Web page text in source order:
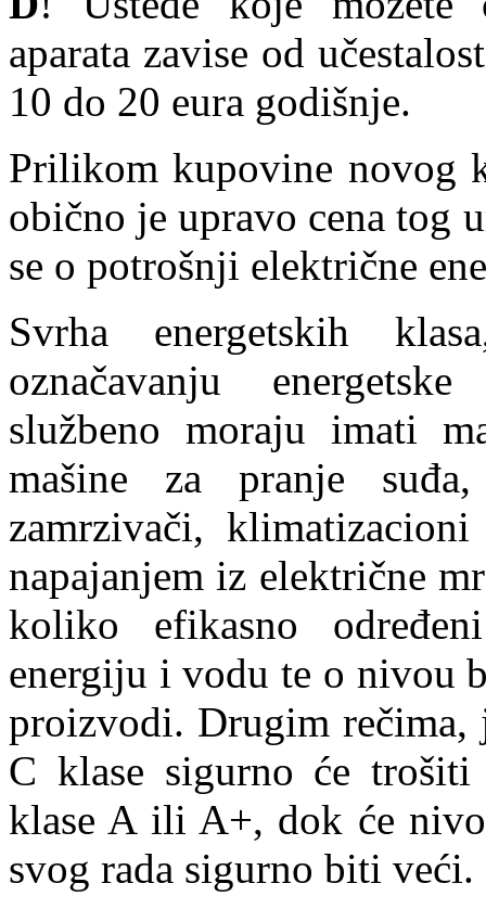
aparata zavise od
10 do 20 eura godišnje.
Prilikom kupovine novog
obično je upravo cena tog
se o potrošnji električne
Svrha energetskih
označavanju
službeno moraju imati
mašine za pranje
zamrzivači,
napajanjem iz električne
koliko efikasno
energiju i vodu te o nivou
proizvodi. Drugim rečima,
C klase sigurno će
klase A ili A+, dok će
svog rada sigurno biti veći.